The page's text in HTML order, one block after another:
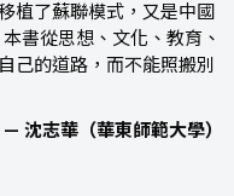
植了蘇聯模式，又是中國
書從思想、文化、教育、
己的道路，而不能照搬別
— 沈志華（華東師範大學）